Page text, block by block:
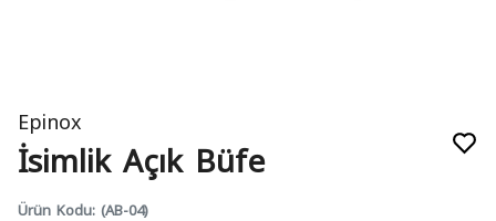
Epinox
İsimlik Açık Büfe
Ürün Kodu: (AB-04)